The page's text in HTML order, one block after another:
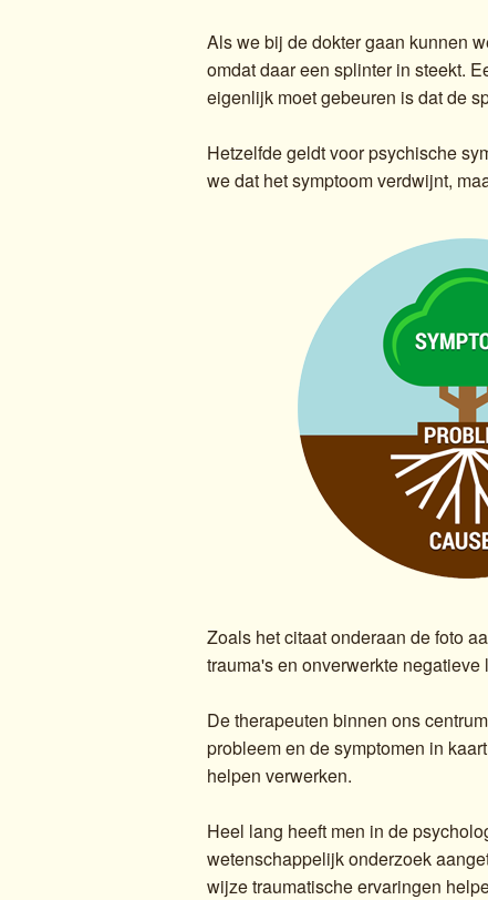
Als we bij de dokter gaan kunnen
omdat daar een splinter in steekt.
eigenlijk moet gebeuren is dat de
Hetzelfde geldt voor psychische
we dat het symptoom verdwijnt,
Zoals het citaat onderaan de foto
trauma's en onverwerkte
De therapeuten binnen ons
probleem en de symptomen in
helpen verwerken.
Heel lang heeft men in de
wetenschappelijk onderzoek
wijze traumatische ervaringen